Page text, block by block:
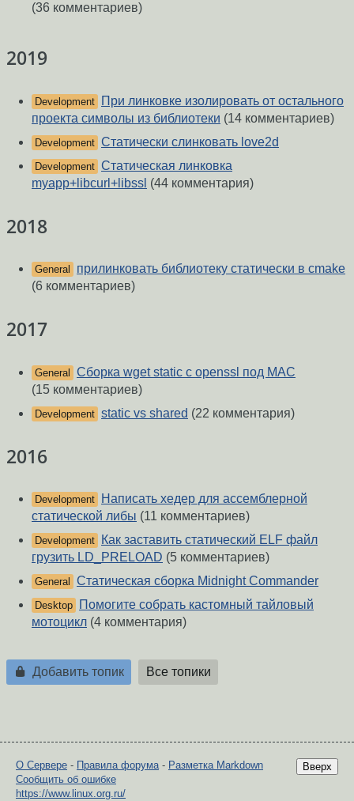
(36 комментариев)
2019
Development
При линковке изолировать от остального
проекта символы из библиотеки (14 комментариев)
Development Статически слинковать love2d
Development Статическая линковка
myapp+libcurl+libssl (44 комментария)
2018
General
прилинковать библиотеку статически в cmake
(6 комментариев)
2017
General Сборка wget static с openssl под MAC
(15 комментариев)
Development static vs shared (22 комментария)
2016
Development
Написать хедер для ассемблерной
статической либы (11 комментариев)
Development
Как заставить статический ELF файл
грузить LD_PRELOAD (5 комментариев)
General Статическая сборка Midnight Commander
Desktop
Помогите собрать кастомный тайловый
мотоцикл (4 комментария)
Добавить топик Все топики
Вверх
О Сервере - Правила форума - Разметка Markdown
Сообщить об ошибке
https://www.linux.org.ru/